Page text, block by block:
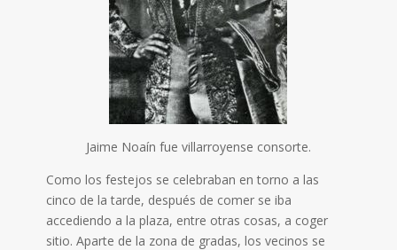
Jaime Noaín fue villarroyense consorte.
Como los festejos se celebraban en torno a las
cinco de la tarde, después de comer se iba
accediendo a la plaza, entre otras cosas, a coger
sitio. Aparte de la zona de gradas, los vecinos se